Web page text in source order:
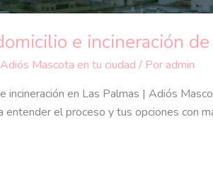
e incineración
Adiós Mascota en tu ciudad / Por admin
incineración en Las Palmas | Adiós
entender el proceso y tus opciones con